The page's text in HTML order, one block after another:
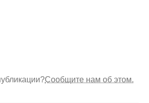
Сообщите нам об этом.